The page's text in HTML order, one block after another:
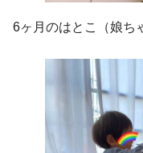
6ヶ月のはとこ（娘ち